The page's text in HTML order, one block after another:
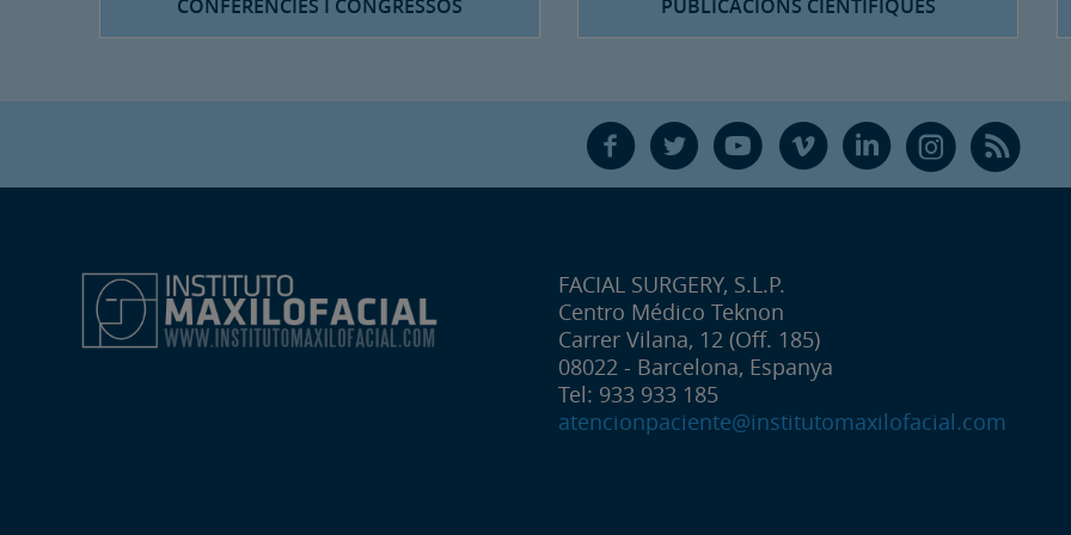
CONFERÈNCIES I CONGRESSOS PUBLICACIONS CIENTÍFIQUES
F T Y V L Ñ R
FACIAL SURGERY, S.L.P.
Centro Médico Teknon
Carrer Vilana, 12 (Off. 185)
08022 - Barcelona, Espanya
Tel: 933 933 185
atencionpaciente@institutomaxilofacial.com